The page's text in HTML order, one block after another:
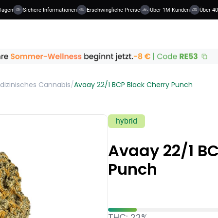
Sichere Informationen Erschwingliche Preise Über 1M Kunden Über
Cannabis/Avaay 22/1 BCP Black Cherry Punch
hybrid
Avaay 22/1
Punch